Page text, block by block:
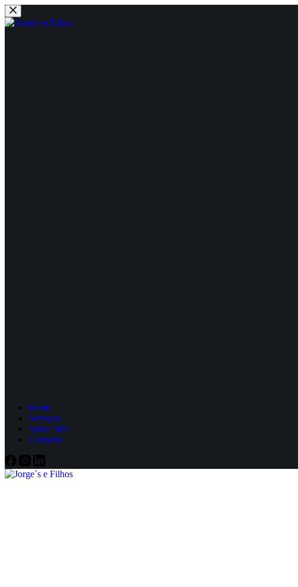
Home
Serviços
Sobre Nós
Contacto